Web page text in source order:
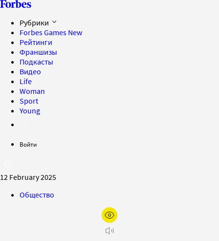
Рубрики
Forbes Games New
Рейтинги
Франшизы
Подкасты
Видео
Life
Woman
Sport
Young
Войти
12 February 2025
Общество